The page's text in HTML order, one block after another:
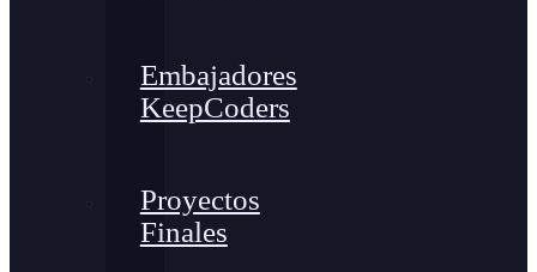
Embajadores
KeepCoders
Proyectos
Finales